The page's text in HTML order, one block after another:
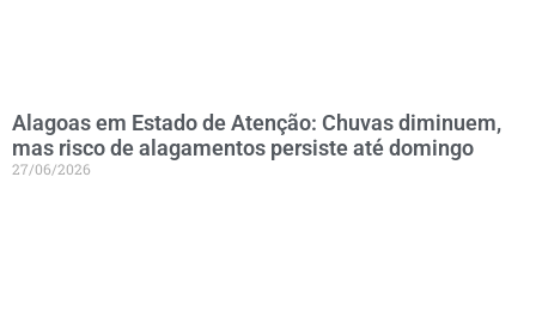
Alagoas em Estado de Atenção: Chuvas diminuem,
mas risco de alagamentos persiste até domingo
27/06/2026